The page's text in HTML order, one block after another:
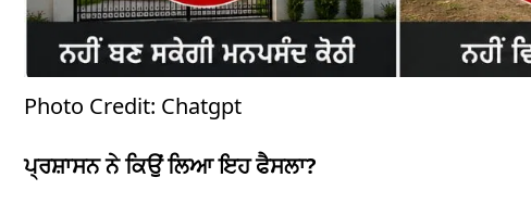
Photo Credit: Chatgpt
ਪ੍ਰਸ਼ਾਸਨ ਨੇ ਕਿਉਂ ਲਿਆ ਇਹ ਫੈਸਲਾ?